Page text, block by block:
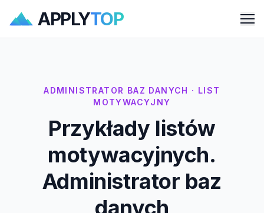
APPLYTOP
ADMINISTRATOR BAZ DANYCH · LIST
MOTYWACYJNY
Przykłady listów
motywacyjnych.
Administrator baz
danych